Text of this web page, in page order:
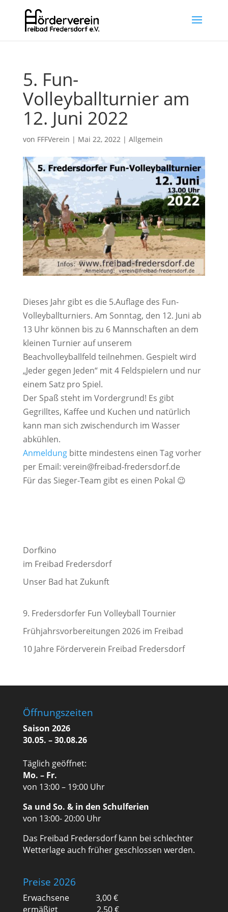
5. Fun-
Volleyballturnier am
12. Juni 2022
von FFFVerein | Mai 22, 2022| Allgemein
Dieses Jahr gibt es die 5.Auflage des Fun-
Volleyballturniers. Am Sonntag, den 12. Juni ab
13 Uhr können bis zu 6 Mannschaften an dem
kleinen Turnier auf unserem
Beachvolleyballfeld teilnehmen. Gespielt wird
„Jeder gegen Jeden“ mit 4 Feldspielern und nur
einem Satz pro Spiel.
Der Spaß steht im Vordergrund! Es gibt
Gegrilltes, Kaffee und Kuchen und natürlich
kann man sich zwischendurch im Wasser
abkühlen.
Anmeldungbitte mindestens einen Tag vorher
per Email: verein@freibad-fredersdorf.de
Für das Sieger-Team gibt es einen Pokal 😉
Dorfkino
im Freibad Fredersdorf
Unser Bad hat Zukunft
9. Fredersdorfer Fun Volleyball Tournier
Frühjahrsvorbereitungen 2026 im Freibad
10 Jahre Förderverein Freibad Fredersdorf
Öffnungszeiten
Saison 2026
30.05. – 30.08.26
Täglich geöffnet:
Mo. – Fr.
von 13:00 – 19:00 Uhr
Sa und So. & in den Schulferien
von 13:00- 20:00 Uhr
Das Freibad Fredersdorf kann bei schlechter
Wetterlage auch früher geschlossen werden.
Preise 2026
Erwachsene 3,00 €
ermäßigt 2,50 €